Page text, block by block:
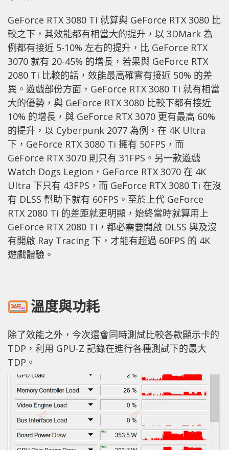
GeForce RTX 3080 Ti 就算與 GeForce RTX 3080 比
較之下，其效能都有相當大的提升，以 3DMark 為
例都有接近 5-10% 左右的提升，比 GeForce RTX
3070 就有 20-45% 的增長，若果與 GeForce RTX
2080 Ti 比較的話，效能最高確實有接近 50% 的差
異。遊戲部份方面，GeForce RTX 3080 Ti 就有相當
大的優勢，與 GeForce RTX 3080 比較下都有接近
10% 的增長，與 GeForce RTX 3070 更有最高 60%
的提升，以 Cyberpunk 2077 為例，在 4K Ultra
下，GeForce RTX 3080 Ti 擁有 50FPS，而
GeForce RTX 3070 則只有 31FPS。另一款遊戲
Watch Dogs Legion，GeForce RTX 3070 在 4K
Ultra 下只有 43FPS，而 GeForce RTX 3080 Ti 在沒
有 DLSS 幫助下就有 60FPS。至於上代 GeForce
RTX 2080 Ti 的差距就更明顯，始終當時就算用上
GeForce RTX 2080 Ti，都必需要開啟 DLSS 與及沒
有開啟 Ray Tracing 下，才能有超過 60FPS 的 4K
遊戲體驗。
溫度與功耗
除了效能之外，今次還會同時測試比較各款顯示卡的
TDP，利用 GPU-Z 記錄在進行各種測試下的最大
TDP。